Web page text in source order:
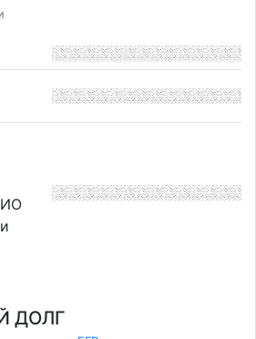
ДОЛГ